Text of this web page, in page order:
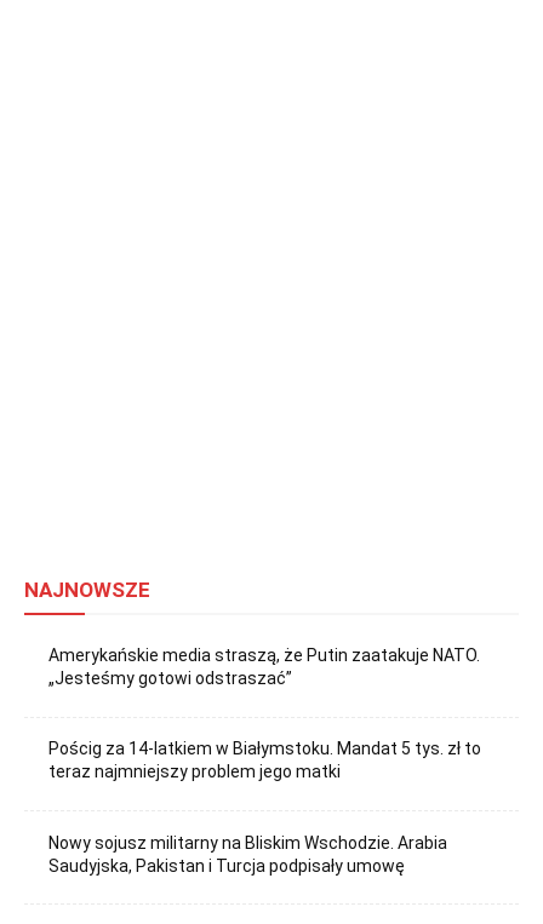
NAJNOWSZE
Amerykańskie media straszą, że Putin zaatakuje NATO.
„Jesteśmy gotowi odstraszać”
Pościg za 14-latkiem w Białymstoku. Mandat 5 tys. zł to
teraz najmniejszy problem jego matki
Nowy sojusz militarny na Bliskim Wschodzie. Arabia
Saudyjska, Pakistan i Turcja podpisały umowę